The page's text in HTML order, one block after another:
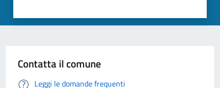
Contatta il comune
Leggi le domande frequenti